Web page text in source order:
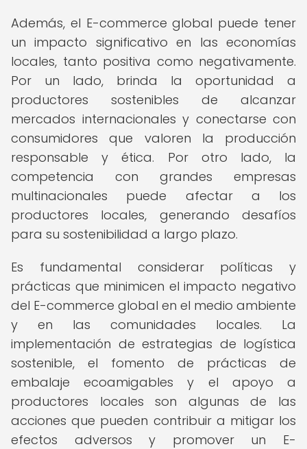
Además, el E-commerce global puede tener
un impacto significativo en las economías
locales, tanto positiva como negativamente.
Por un lado, brinda la oportunidad a
productores sostenibles de alcanzar
mercados internacionales y conectarse con
consumidores que valoren la producción
responsable y ética. Por otro lado, la
competencia con grandes empresas
multinacionales puede afectar a los
productores locales, generando desafíos
para su sostenibilidad a largo plazo.
Es fundamental considerar políticas y
prácticas que minimicen el impacto negativo
del E-commerce global en el medio ambiente
y en las comunidades locales. La
implementación de estrategias de logística
sostenible, el fomento de prácticas de
embalaje ecoamigables y el apoyo a
productores locales son algunas de las
acciones que pueden contribuir a mitigar los
efectos adversos y promover un E-